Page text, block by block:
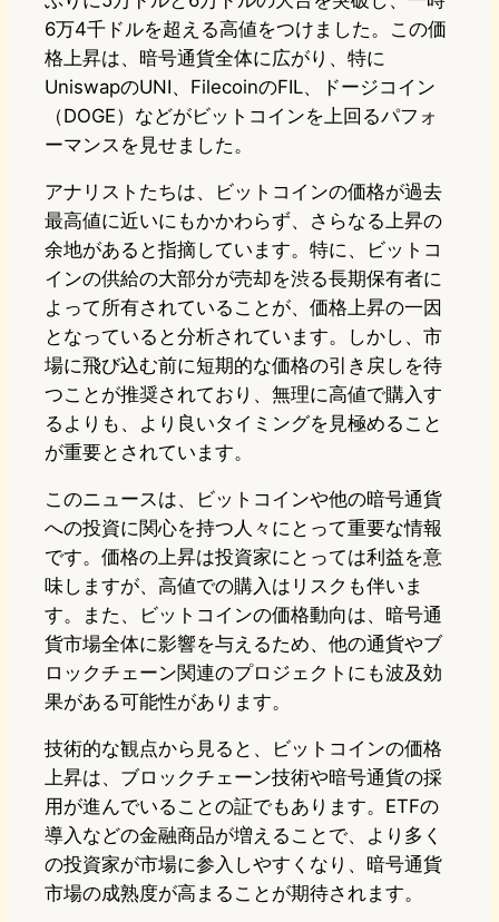
6万4千ドルを超える高値をつけました。この価
格上昇は、暗号通貨全体に広がり、特に
UniswapのUNI、FilecoinのFIL、ドージコイン
（DOGE）などがビットコインを上回るパフォ
ーマンスを見せました。
アナリストたちは、ビットコインの価格が過去
最高値に近いにもかかわらず、さらなる上昇の
余地があると指摘しています。特に、ビットコ
インの供給の大部分が売却を渋る長期保有者に
よって所有されていることが、価格上昇の一因
となっていると分析されています。しかし、市
場に飛び込む前に短期的な価格の引き戻しを待
つことが推奨されており、無理に高値で購入す
るよりも、より良いタイミングを見極めること
が重要とされています。
このニュースは、ビットコインや他の暗号通貨
への投資に関心を持つ人々にとって重要な情報
です。価格の上昇は投資家にとっては利益を意
味しますが、高値での購入はリスクも伴いま
す。また、ビットコインの価格動向は、暗号通
貨市場全体に影響を与えるため、他の通貨やブ
ロックチェーン関連のプロジェクトにも波及効
果がある可能性があります。
技術的な観点から見ると、ビットコインの価格
上昇は、ブロックチェーン技術や暗号通貨の採
用が進んでいることの証でもあります。ETFの
導入などの金融商品が増えることで、より多く
の投資家が市場に参入しやすくなり、暗号通貨
市場の成熟度が高まることが期待されます。